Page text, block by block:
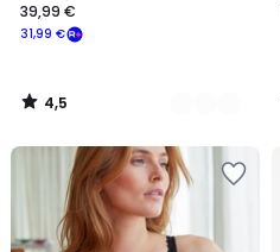
31,99 €
39,99 €
4,5
/